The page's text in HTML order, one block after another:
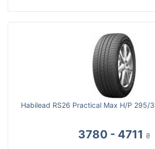
Habilead RS26 Practical Max H/P 295/
3780 - 4711 ₴